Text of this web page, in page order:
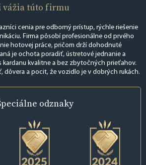
vážia túto firmu
cenia pre odborný prístup, rýchle riešenie
Firma pôsobí profesionálne od prvého
hotovej práce, pričom drží dohodnuté
je ochota poradiť, ústretové jednanie a
kvalitne a bez zbytočných prieťahov.
dôvera a pocit, že vozidlo je v dobrých rukách.
odznaky